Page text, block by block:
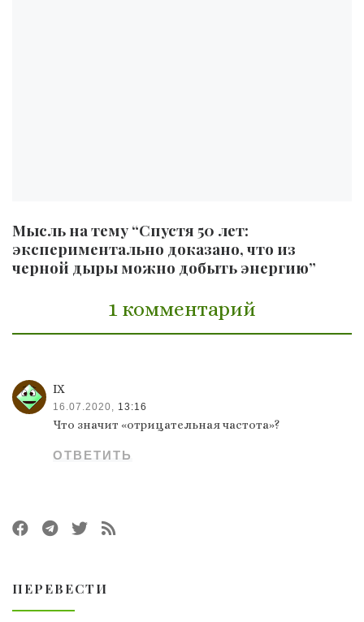
Мысль на тему “Спустя 50 лет:
экспериментально доказано, что из
черной дыры можно добыть энергию”
1 комментарий
IX
16.07.2020, 13:16
Что значит «отрицательная частота»?
ОТВЕТИТЬ
ПЕРЕВЕСТИ